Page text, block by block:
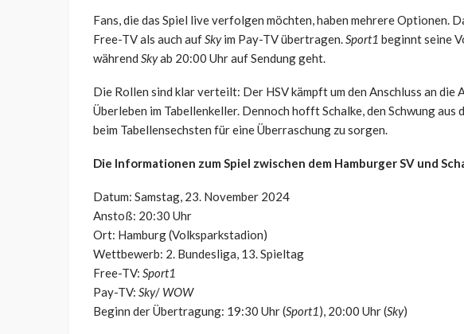
Fans, die das Spiel live verfolgen möchten, haben mehrere Optionen.
Free-TV als auch aufSkyim Pay-TV übertragen.Sport1 beginnt seine
während Skyab 20:00 Uhr auf Sendung geht.
Die Rollen sind klar verteilt: Der HSV kämpft um den Anschluss an die
Überleben im Tabellenkeller. Dennoch hofft Schalke, den Schwung aus
beim Tabellensechsten für eine Überraschung zu sorgen.
Die Informationen zum Spiel zwischen dem Hamburger SV und
Datum: Samstag, 23. November 2024
Anstoß: 20:30 Uhr
Ort: Hamburg (Volksparkstadion)
Wettbewerb: 2. Bundesliga, 13. Spieltag
Free-TV: Sport1
Pay-TV: Sky/ WOW
Beginn der Übertragung: 19:30 Uhr (Sport1), 20:00 Uhr (Sky)